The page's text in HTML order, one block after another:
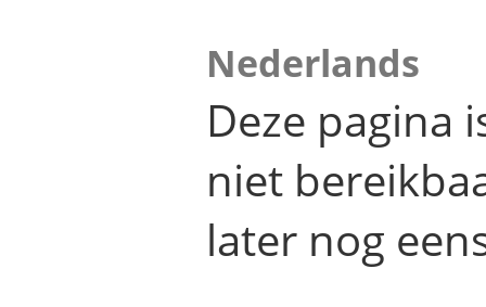
Nederlands
Deze pagina
niet
later nog